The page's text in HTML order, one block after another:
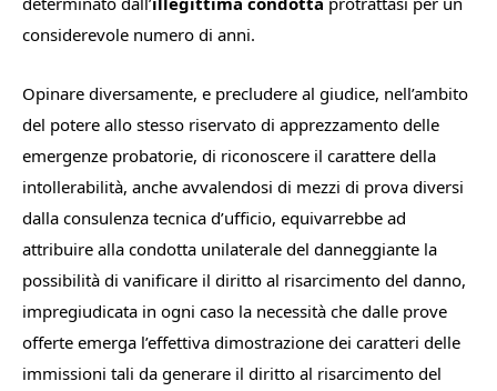
considerevole numero di anni.
Opinare diversamente, e precludere al giudice, nell’ambito
del potere allo stesso riservato di apprezzamento delle
emergenze probatorie, di riconoscere il carattere della
intollerabilità, anche avvalendosi di mezzi di prova diversi
dalla consulenza tecnica d’ufficio, equivarrebbe ad
attribuire alla condotta unilaterale del danneggiante la
possibilità di vanificare il diritto al risarcimento del danno,
impregiudicata in ogni caso la necessità che dalle prove
offerte emerga l’effettiva dimostrazione dei caratteri delle
immissioni tali da generare il diritto al risarcimento del